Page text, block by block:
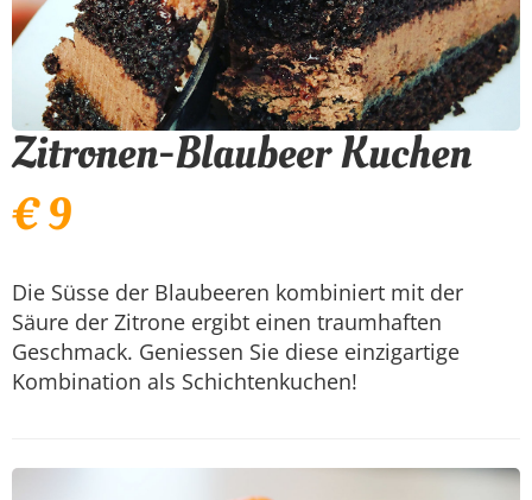
Zitronen-Blaubeer Kuchen
€ 9
Die Süsse der Blaubeeren kombiniert mit der
Säure der Zitrone ergibt einen traumhaften
Geschmack. Geniessen Sie diese einzigartige
Kombination als Schichtenkuchen!